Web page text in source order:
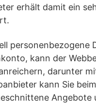
erhält damit ein
personenbezogene
kann der
darunter
kann Sie
Angebote